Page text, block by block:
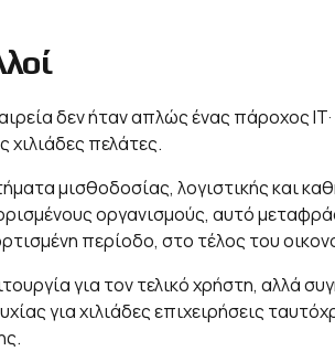
δεν ήταν απλώς ένας πάροχος
χιλιάδες πελάτες.
μισθοδοσίας, λογιστικής και
οργανισμούς, αυτό
περίοδο, στο τέλος του
για τον τελικό χρήστη, αλλά
για χιλιάδες επιχειρήσεις